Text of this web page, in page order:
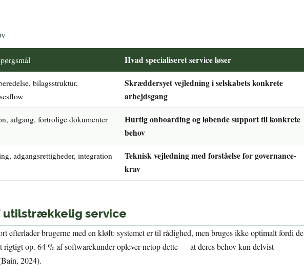
Hvad specialiseret service løser
bilagsstruktur,
Skræddersyet vejledning i selskabets konkrete
arbejdsgang
adgang, fortrolige dokumenter
Hurtig onboarding og løbende support til konkrete
behov
adgangsrettigheder, integration
Teknisk vejledning med forståelse for governance-
krav
utilstrækkelig service
efterlader brugerne med en kløft: systemet er til rådighed, men bruges ikke optimalt fordi de
rigtigt op. 64 % af softwarekunder oplever netop dette — at deres behov kun delvist
2024).